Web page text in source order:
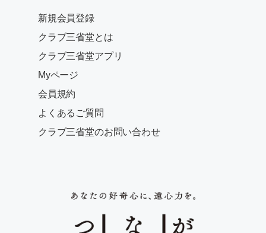
新規会員登録
クラブ三省堂とは
クラブ三省堂アプリ
Myページ
会員規約
よくあるご質問
クラブ三省堂のお問い合わせ